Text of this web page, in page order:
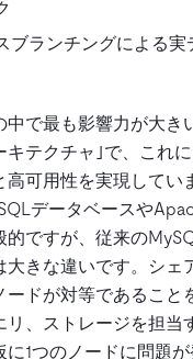
ブランチングによる実
中で最も影響力が大き
キテクチャ｣で、これ
高可用性を実現してい
データベースや
的ですが、従来の
大きな違いです。シェ
ードが対等であること
リ、ストレージを担当
に1つのノードに問題